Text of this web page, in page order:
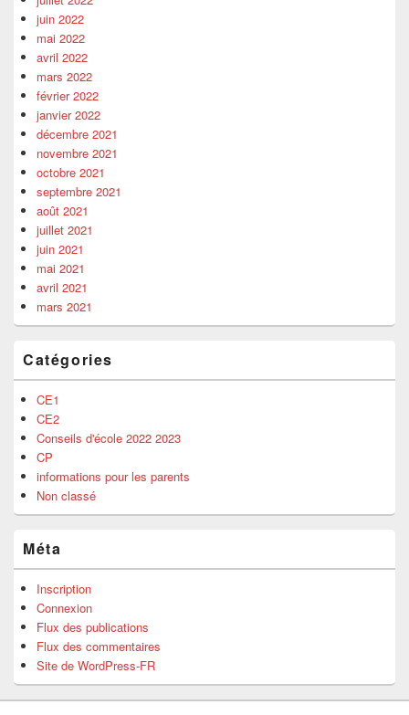
juin 2022
mai 2022
avril 2022
mars 2022
février 2022
janvier 2022
décembre 2021
novembre 2021
octobre 2021
septembre 2021
août 2021
juillet 2021
juin 2021
mai 2021
avril 2021
mars 2021
Catégories
CE1
CE2
Conseils d'école 2022 2023
CP
informations pour les parents
Non classé
Méta
Inscription
Connexion
Flux des publications
Flux des commentaires
Site de WordPress-FR